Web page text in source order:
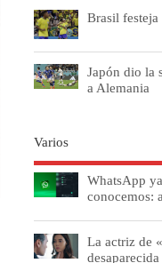
Brasil festeja
Japón dio la
a Alemania
Varios
WhatsApp
conocemos:
La actriz de